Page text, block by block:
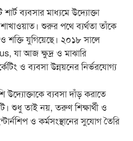
ব্যবসার মাধ্যমে উদ্যোক্তা
শুরুর পথে ব্যর্থতা তাঁকে
শক্তি যুগিয়েছে। ২০১৮ সালে
যা আজ ক্ষুদ্র ও মাঝারি
ও ব্যবসা উন্নয়নের নির্ভরযোগ্য
ব্যবসা দাঁড় করাতে
শুধু তাই নয়, তরুণ শিক্ষার্থী ও
ও কর্মসংস্থানের সুযোগ তৈরি